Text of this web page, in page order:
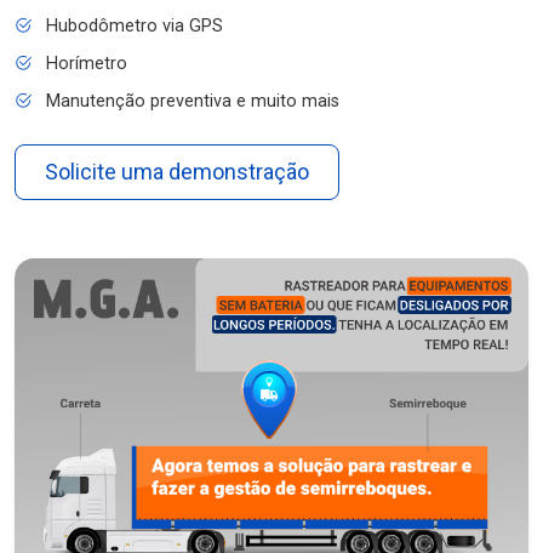
Hubodômetro via GPS
Horímetro
Manutenção preventiva e muito mais
Solicite uma demonstração